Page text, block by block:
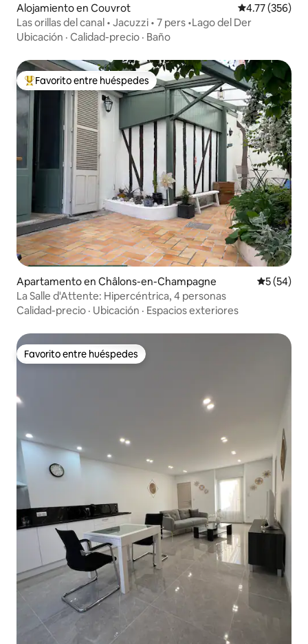
Alojamiento en Couvrot Calificación
4.77 (356)
Las orillas del canal • Jacuzzi • 7 pers •Lago del Der
Ubicación · Calidad-precio · Baño
Favorito entre huéspedes preferido
Favorito entre huéspedes
Apartamento en Châlons-en-Champagne
5 (54)
La Salle d'Attente: Hipercéntrica, 4 personas
Calidad-precio · Ubicación · Espacios exteriores
Favorito entre huéspedes
Favorito entre huéspedes